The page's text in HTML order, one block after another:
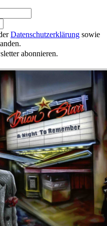
Datenschutzerklärung sowie
abonnieren.